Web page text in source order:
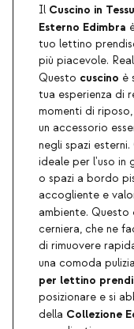
Il Cuscino in
Esterno Edimbra
tuo lettino
più piacevole.
Questo cuscino è
tua esperienza di
momenti di
un accessorio
negli spazi
ideale per l'uso in
o spazi a bordo
accogliente e
ambiente. Questo
cerniera, che ne
di rimuovere
una comoda
per lettino
posizionare e si
della Collezione